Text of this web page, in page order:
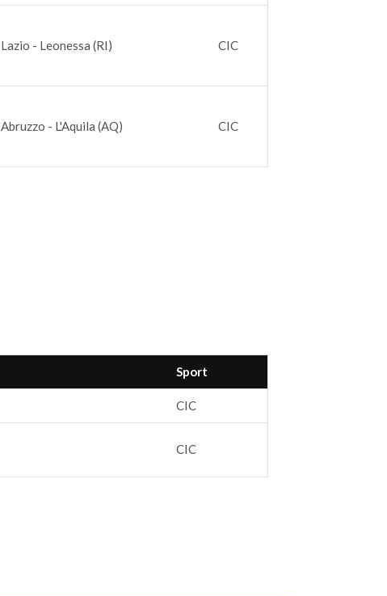
Lazio - Leonessa (RI) CIC
Abruzzo - L'Aquila (AQ) CIC
Sport
CIC
CIC